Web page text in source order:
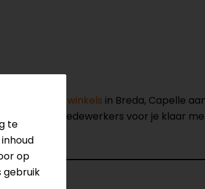
van onze winkels in Breda, Capelle
verkoopmedewerkers voor je klaar
te
op
gebruik